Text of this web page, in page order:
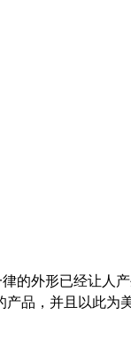
的外形已经让人
品，并且以此为